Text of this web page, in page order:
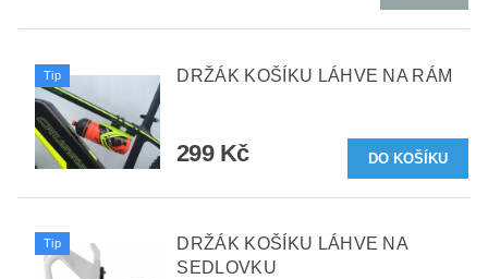
Tip DRŽÁK KOŠÍKU LÁHVE NA RÁM
299 Kč
Tip
DRŽÁK KOŠÍKU LÁHVE NA
SEDLOVKU